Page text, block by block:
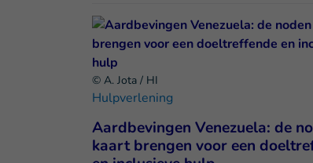
© A. Jota / HI
Hulpverlening
Aardbevingen Venezuela: de
kaart brengen voor een